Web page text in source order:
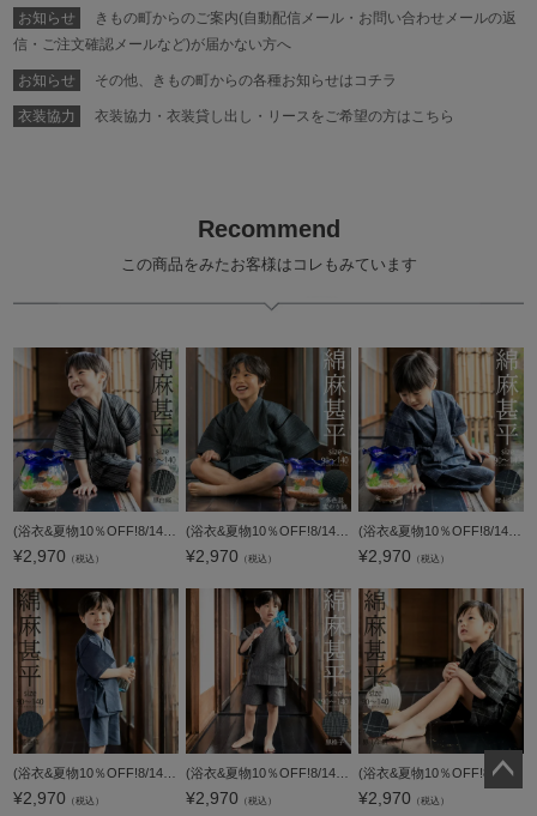
お知らせ
きもの町からのご案内(自動配信メール・お問い合わせメールの返
信・ご注文確認メールなど)が届かない方へ
お知らせ その他、きもの町からの各種お知らせはコチラ
衣装協力 衣装協力・衣装貸し出し・リースをご希望の方はこちら
Recommend
この商品をみたお客様はコレもみています
(浴衣&夏物10％OFF!8/14迄)男の子甚平「黒白縞」 子供甚平 90cm 100cm 110cm 120cm 130cm 140cm お子様甚平 男児甚平 子供用甚平 京都きもの町オリジナル KIMONOMACHI 【メール便不可】
¥2,970 （税込）
(浴衣&夏物10％OFF!8/14迄)男の子甚平「多色混変わり縞」 子供甚平 90cm 100cm 110cm 120cm 130cm 140cm お子様甚平 男児甚平 子供用甚平 京都きもの町オリジナル KIMONOMACHI 【メール便不可】
¥2,970 （税込）
(浴衣&夏物10％OFF!8/14迄)男の子甚平「紺十字絣」 子供甚平 90cm 100cm 110cm 120cm 130cm 140cm お子様甚平 男児甚平 子供用甚平 京都きもの町オリジナル KIMONOMACHI 【メール便不可】
¥2,970 （税込）
¥2,970 （税込） ¥2,970 （税込）
(浴衣&夏物10％OFF!8/14迄)男の子甚平「黒十字絣」 子供甚平 90cm 100cm 110cm 120cm 130cm 140cm お子様甚平 男児甚平 子供用甚平 京都きもの町オリジナル KIMONOMACHI 【メール便不可】
¥2,970 （税込）